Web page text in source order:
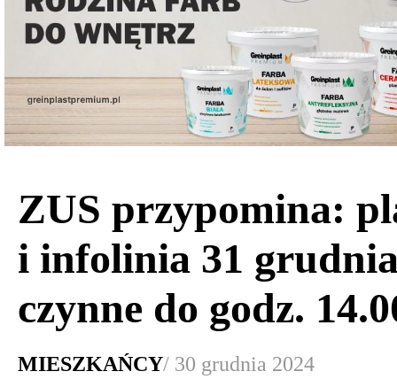
ZUS przypomina:
i infolinia 31
czynne do godz.
MIESZKAŃCY/ 30 grudnia 2024